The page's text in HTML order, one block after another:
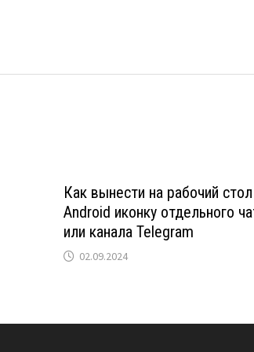
Как вынести на рабочий стол
Android иконку отдельного
или канала Telegram
02.09.2024